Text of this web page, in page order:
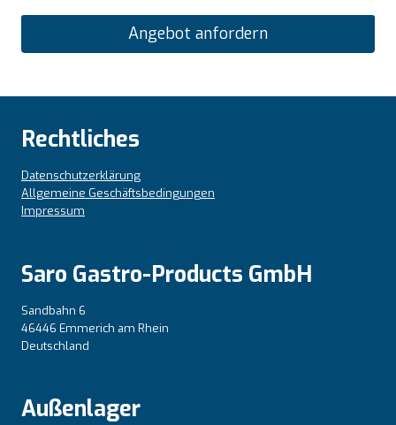
Angebot anfordern
Rechtliches
Datenschutzerklärung
Allgemeine Geschäftsbedingungen
Impressum
Saro Gastro-Products GmbH
Sandbahn 6
46446 Emmerich am Rhein
Deutschland
Außenlager